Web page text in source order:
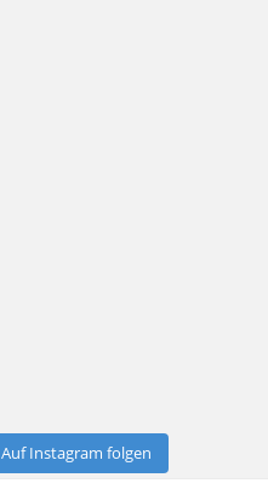
Auf Instagram folgen